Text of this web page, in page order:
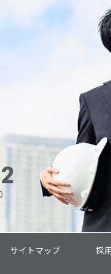
サイトマップ 採